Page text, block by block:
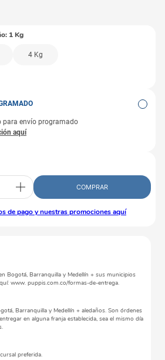
: 1 Kg
4 Kg
para envío programado
COMPRAR
de pago y nuestras promociones aquí
Bogotá, Barranquilla y Medellín + sus municipios
www. puppis.com.co/formas-de-entrega.
Barranquilla y Medellín + aledaños. Son órdenes
en alguna franja establecida, sea el mismo día
preferida.